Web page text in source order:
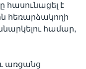
հասունացել է
հեռարձակողի
համար,
առցանց